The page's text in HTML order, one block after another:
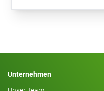
Unternehmen